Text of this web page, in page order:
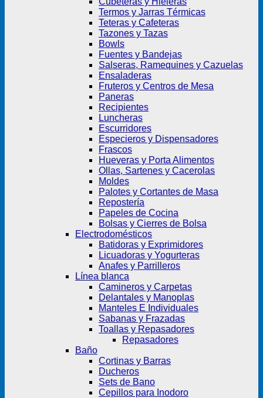
Termos y Jarras Térmicas
Teteras y Cafeteras
Tazones y Tazas
Bowls
Fuentes y Bandejas
Salseras, Ramequines y Cazuelas
Ensaladeras
Fruteros y Centros de Mesa
Paneras
Recipientes
Luncheras
Escurridores
Especieros y Dispensadores
Frascos
Hueveras y Porta Alimentos
Ollas, Sartenes y Cacerolas
Moldes
Palotes y Cortantes de Masa
Repostería
Papeles de Cocina
Bolsas y Cierres de Bolsa
Electrodomésticos
Batidoras y Exprimidores
Licuadoras y Yogurteras
Anafes y Parrilleros
Línea blanca
Camineros y Carpetas
Delantales y Manoplas
Manteles E Individuales
Sabanas y Frazadas
Toallas y Repasadores
Repasadores
Baño
Cortinas y Barras
Ducheros
Sets de Bano
Cepillos para Inodoro